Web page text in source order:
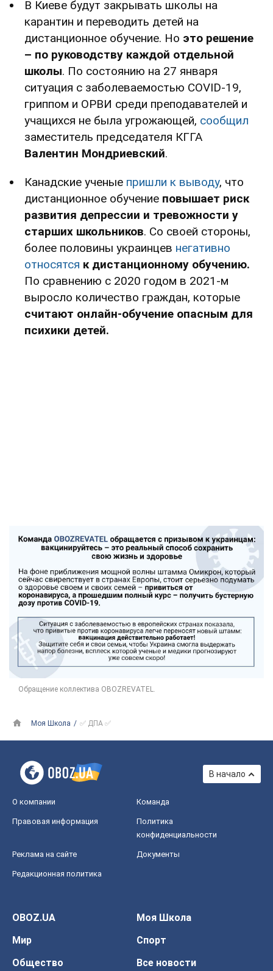
В Киеве будут закрывать школы на
карантин и переводить детей на
дистанционное обучение. Но это решение
– по руководству каждой отдельной
школы. По состоянию на 27 января
ситуация с заболеваемостью COVID-19,
гриппом и ОРВИ среди преподавателей и
учащихся не была угрожающей, сообщил
заместитель председателя КГГА
Валентин Мондриевский.
Канадские ученые пришли к выводу, что
дистанционное обучение повышает риск
развития депрессии и тревожности у
старших школьников. Со своей стороны,
более половины украинцев негативно
относятся к дистанционному обучению.
По сравнению с 2020 годом в 2021-м
выросло количество граждан, которые
считают онлайн-обучение опасным для
психики детей.
Моя Школа ✅ ДПА ✅
В начало
О компании Команда
Правовая информация
Политика
конфиденциальности
Реклама на сайте Документы
Редакционная политика
OBOZ.UA
Моя Школа
Мир
Спорт
Общество
Все новости